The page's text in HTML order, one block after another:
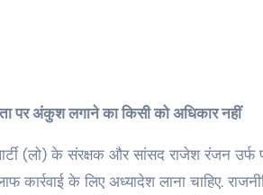
पर अंकुश लगाने का किसी को अधिकार नहीं
(लो) के संरक्षक और सांसद राजेश रंजन
कार्रवाई के लिए अध्‍यादेश लाना चाहिए.